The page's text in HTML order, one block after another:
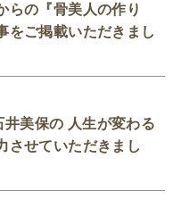
らの『骨美人の作り
をご掲載いただきまし
井美保の 人生が変わる
させていただきまし